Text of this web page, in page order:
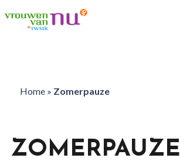
Home» Zomerpauze
ZOMERPAUZE